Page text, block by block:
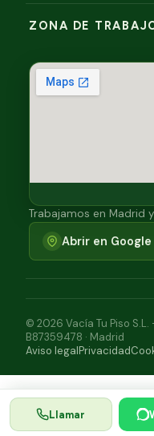
ZONA DE
Trabajamos en Madrid
Abrir en Google
© 2026 Vacía Tu Piso
B87359478 · Madrid
Aviso legalPrivacidad
Llamar